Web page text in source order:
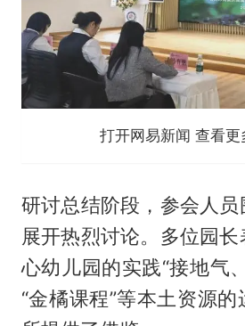
打开网易新闻 查看更
研讨总结阶段，参会人
展开热烈讨论。多位园
心幼儿园的实践“接地气
“金橘课程”等本土资源